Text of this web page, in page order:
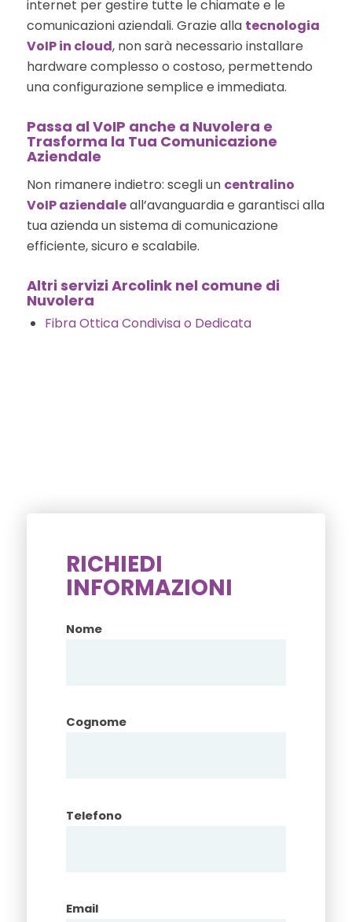
internet per gestire tutte le chiamate e le
comunicazioni aziendali. Grazie alla tecnologia
VoIP in cloud, non sarà necessario installare
hardware complesso o costoso, permettendo
una configurazione semplice e immediata.
Passa al VoIP anche a Nuvolera e
Trasforma la Tua Comunicazione
Aziendale
Non rimanere indietro: scegli un centralino
VoIP aziendaleall’avanguardia e garantisci alla
tua azienda un sistema di comunicazione
efficiente, sicuro e scalabile.
Altri servizi Arcolink nel comune di
Nuvolera
Fibra Ottica Condivisa o Dedicata
RICHIEDI
INFORMAZIONI
Nome
Cognome
Telefono
Email